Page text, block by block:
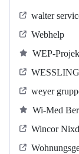
walter
Webhelp
WEP-
weyer
Wi-Med
Wincor